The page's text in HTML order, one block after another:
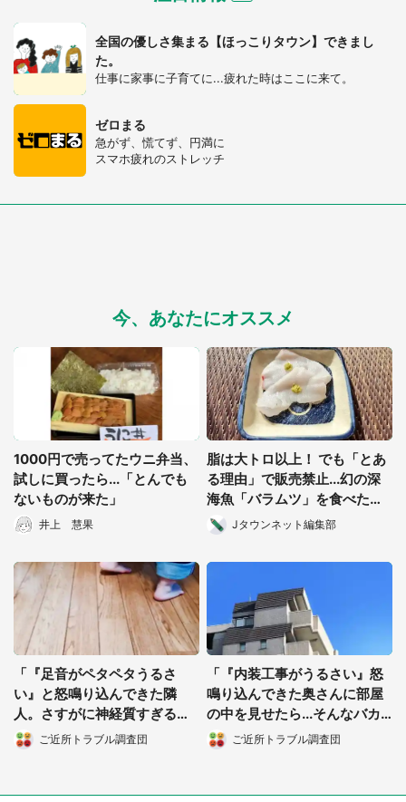
都道府選択
全国の優しさ集まる【ほっこりタウン】できまし
た。
仕事に家事に子育てに...疲れた時はここに来て。
ゼロまる
急がず、慌てず、円満に
スマホ疲れのストレッチ
今、あなたにオススメ
1000円で売ってたウニ弁当、
試しに買ったら...「とんでも
ないものが来た」
井上 慧果
脂は大トロ以上！ でも「とあ
る理由」で販売禁止...幻の深
海魚「バラムツ」を食べたら
どうなるか、経験者に聞く
Jタウンネット編集部
「『足音がペタペタうるさ
い』と怒鳴り込んできた隣
人。さすがに神経質すぎると
思ったら、やっぱり...」（大
阪府・30代女性）
ご近所トラブル調査団
「『内装工事がうるさい』怒
鳴り込んできた奥さんに部屋
の中を見せたら...そんなバカ
な！」（都道府県・年齢不
明）
ご近所トラブル調査団